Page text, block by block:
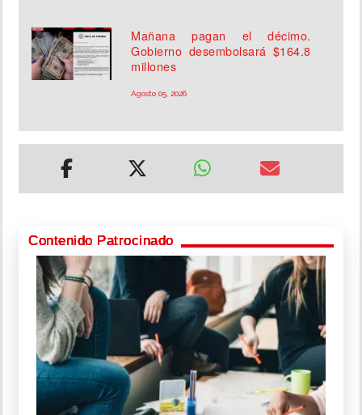
Mañana pagan el décimo.
Gobierno desembolsará $164.8
millones
Agosto 05, 2026
Contenido Patrocinado